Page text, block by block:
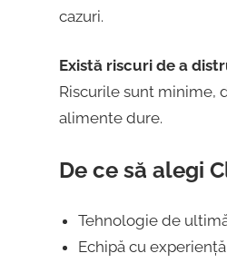
cazuri.
Există riscuri de a
Riscurile sunt minime,
alimente dure.
De ce să alegi
Tehnologie de
Echipă cu